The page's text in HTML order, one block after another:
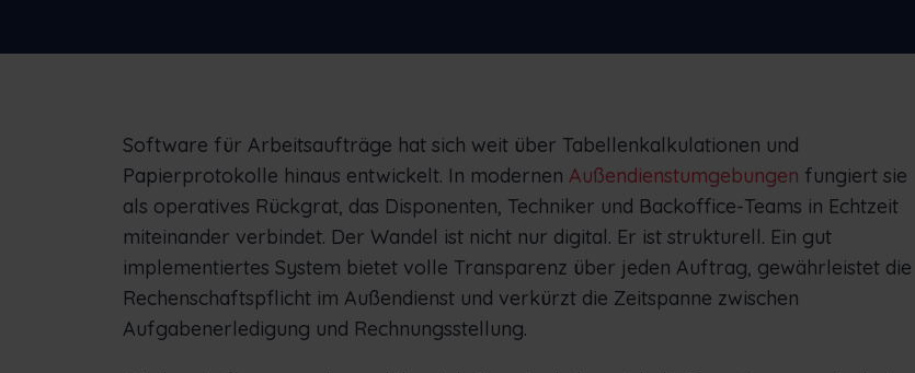
Software für Arbeitsaufträge hat sich weit über Tabellenkalkulationen und
Papierprotokolle hinaus entwickelt. In modernen Außendienstumgebungen fungiert sie
als operatives Rückgrat, das Disponenten, Techniker und Backoffice-Teams in Echtzeit
miteinander verbindet. Der Wandel ist nicht nur digital. Er ist strukturell. Ein gut
implementiertes System bietet volle Transparenz über jeden Auftrag, gewährleistet die
Rechenschaftspflicht im Außendienst und verkürzt die Zeitspanne zwischen
Aufgabenerledigung und Rechnungsstellung.